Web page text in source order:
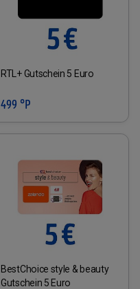
RTL+ Gutschein 5 Euro
499 °P
BestChoice style & beauty
Gutschein 5 Euro